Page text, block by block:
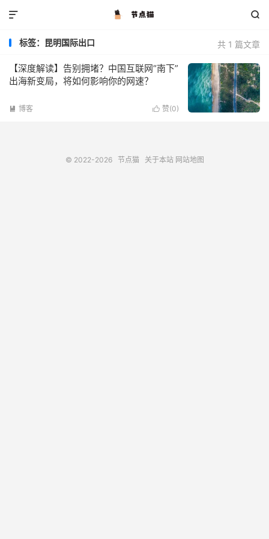


共 1 篇文章
标签：昆明国际出口
【深度解读】告别拥堵？中国互联网“南下”
出海新变局，将如何影响你的网速？
 赞(0)
 博客
© 2022-2026 节点猫 关于本站 网站地图